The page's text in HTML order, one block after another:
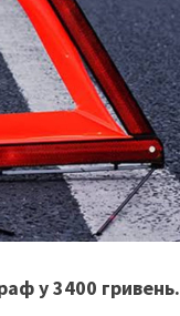
у 3400 гривень.